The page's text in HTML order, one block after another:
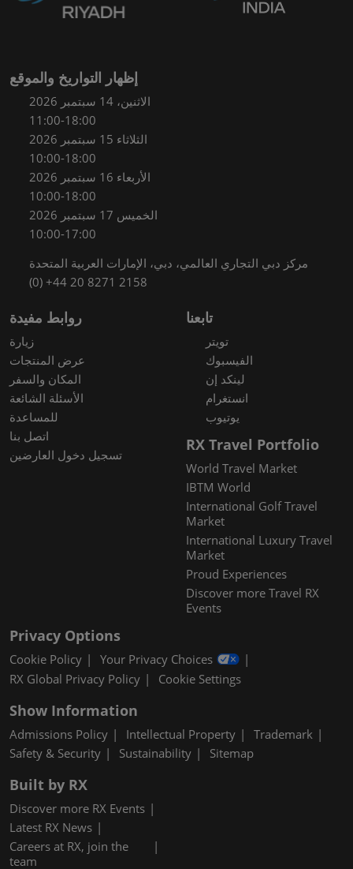
إظهار التواريخ والموقع
الاثنين، 14 سبتمبر 2026
11:00-18:00
الثلاثاء 15 سبتمبر 2026
10:00-18:00
الأربعاء 16 سبتمبر 2026
10:00-18:00
الخميس 17 سبتمبر 2026
10:00-17:00
مركز دبي التجاري العالمي، دبي، الإمارات العربية المتحدة
(0) +44 20 8271 2158
روابط مفيدة
زيارة
عرض المنتجات
المكان والسفر
الأسئلة الشائعة
للمساعدة
اتصل بنا
تسجيل دخول العارضين
تابعنا
تويتر
الفيسبوك
لينكد إن
انستغرام
يوتيوب
RX Travel Portfolio
World Travel Market
IBTM World
International Golf Travel
Market
International Luxury Travel
Market
Proud Experiences
Discover more Travel RX
Events
Privacy Options
Cookie Policy
Your Privacy Choices
RX Global Privacy Policy
Cookie Settings
Show Information
Admissions Policy Intellectual Property
Trademark
Safety & Security
Sustainability Sitemap
Built by RX
Discover more RX Events
Latest RX News
Careers at RX, join the
team